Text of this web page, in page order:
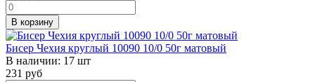
В корзину
Бисер Чехия круглый 10090 10/0 50г матовый
В наличии: 17 шт
231 руб